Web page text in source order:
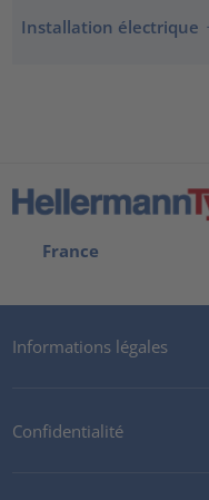
Installation électrique
France
Informations légales
Confidentialité